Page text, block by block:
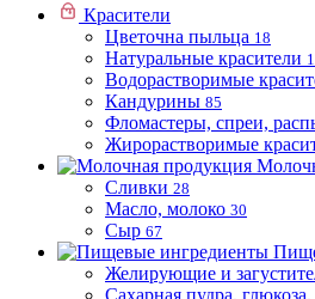
Красители
Цветочна пыльца 18
Натуральные красители
Водорастворимые
Кандурины 85
Фломастеры, спреи,
Жирорастворимые
Сливки 28
Масло, молоко 30
Сыр 67
Желирующие и
Сахарная пудра,